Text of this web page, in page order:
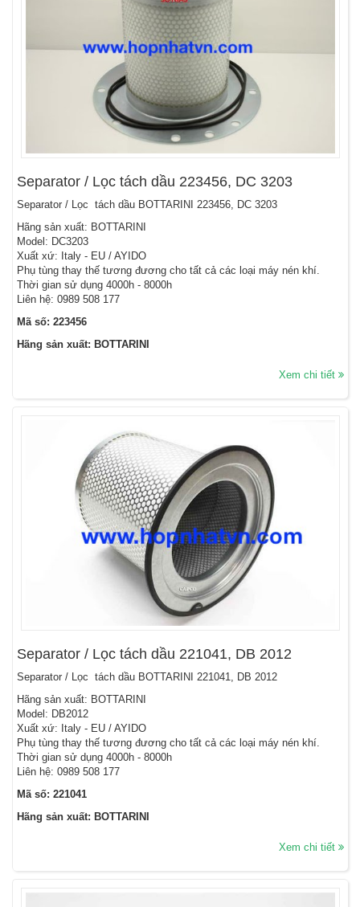
Separator / Lọc tách dầu 223456, DC 3203
Separator / Lọc tách dầu BOTTARINI 223456, DC 3203
Hãng sản xuất: BOTTARINI
Model: DC3203
Xuất xứ: Italy - EU / AYIDO
Phụ tùng thay thế tương đương cho tất cả các loại máy nén khí.
Thời gian sử dụng 4000h - 8000h
Liên hệ: 0989 508 177
Mã số: 223456
Hãng sản xuất: BOTTARINI
Xem chi tiết
Separator / Lọc tách dầu 221041, DB 2012
Separator / Lọc tách dầu BOTTARINI 221041, DB 2012
Hãng sản xuất: BOTTARINI
Model: DB2012
Xuất xứ: Italy - EU / AYIDO
Phụ tùng thay thế tương đương cho tất cả các loại máy nén khí.
Thời gian sử dụng 4000h - 8000h
Liên hệ: 0989 508 177
Mã số: 221041
Hãng sản xuất: BOTTARINI
Xem chi tiết